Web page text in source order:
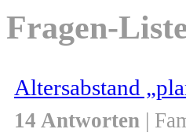
Fragen-
Altersabstand
14 Antworten |